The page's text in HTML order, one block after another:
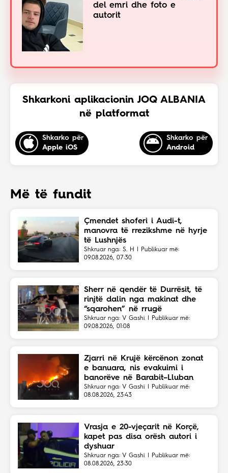
del emri dhe foto e
autorit
Shkarkoni aplikacionin JOQ ALBANIA
në platformat
Shkarko për
Apple iOS
Shkarko për
Android
Më të fundit
Çmendet shoferi i Audi-t,
manovra të rrezikshme në hyrje
të Lushnjës
Shkruar nga: S. H | Publikuar më:
09.08.2026, 07:30
Sherr në qendër të Durrësit, të
rinjtë dalin nga makinat dhe
“sqarohen” në rrugë
Shkruar nga: V Gashi | Publikuar më:
09.08.2026, 01:08
Zjarri në Krujë kërcënon zonat
e banuara, nis evakuimi i
banorëve në Barabit–Lluban
Shkruar nga: V Gashi | Publikuar më:
08.08.2026, 23:43
Vrasja e 20-vjeçarit në Korçë,
kapet pas disa orësh autori i
dyshuar
Shkruar nga: V Gashi | Publikuar më:
08.08.2026, 23:30